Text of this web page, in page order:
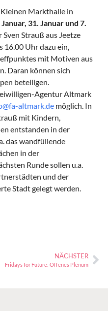
Markthalle in
Januar, 31. Januar und 7.
Strauß aus Jeetze
16.00 Uhr dazu ein,
mit Motiven aus
Daran können sich
beteiligen.
Agentur Altmark
altmark.de möglich. In
mit Kindern,
entstanden in der
das wandfüllende
in der
Runde sollen u.a.
und der
Stadt gelegt werden.
NÄCHSTER
Fridays for Future: Offenes Plenum